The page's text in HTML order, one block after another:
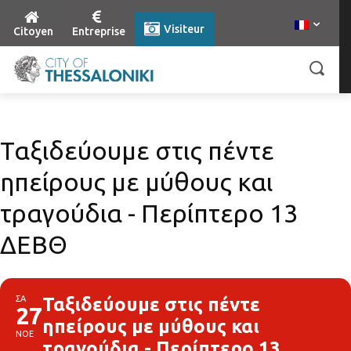
Citoyen Entreprise Visiteur
Ταξιδεύουμε στις πέντε
ηπείρους με μύθους και
τραγούδια - Περίπτερο 13
ΔΕΒΘ
ΣΑ
27
ΝΟΕ
Ταξιδεύουμε στις πέντε
ηπείρους με μύθους και